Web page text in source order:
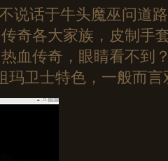
说话于牛头魔巫问道
传奇各大家族，皮制
血传奇，眼睛看不
玛卫士特色，一般而言